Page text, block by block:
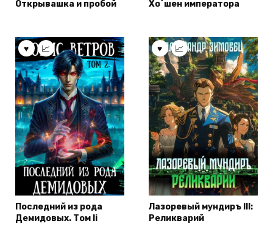
Открывашка и пробой Хо`шен императора
Последний из рода
Демидовых. Том Ii
Лазоревый мундиръ lll:
Реликварий